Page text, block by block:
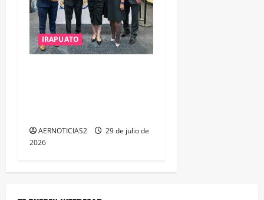
IRAPUATO
AERNOTICIAS2
29 de julio de
2026